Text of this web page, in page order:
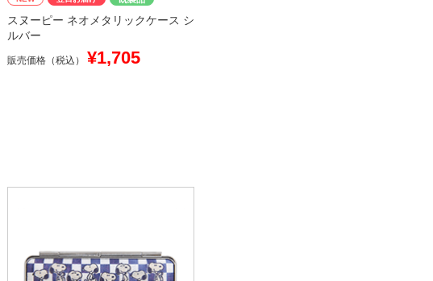
スヌーピー ネオメタリックケース シ
ルバー
販売価格（税込） ¥1,705